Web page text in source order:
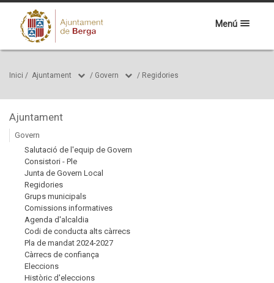
Menú
Inici / Ajuntament / Govern / Regidories
Ajuntament
Govern
Salutació de l'equip de Govern
Consistori - Ple
Junta de Govern Local
Regidories
Grups municipals
Comissions informatives
Agenda d'alcaldia
Codi de conducta alts càrrecs
Pla de mandat 2024-2027
Càrrecs de confiança
Eleccions
Històric d'eleccions